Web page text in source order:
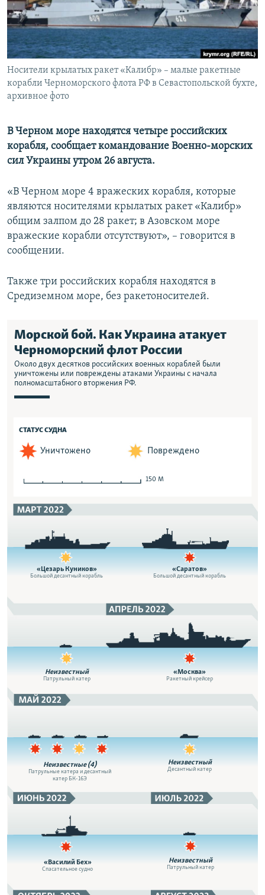
ПОБЕДИТЕЛЕЙ НЕ СУДЯТ?
КРЫМ.НЕПОКОРЕННЫЙ
ELIFBE
УКРАИНСКАЯ ПРОБЛЕМА КРЫМА
ПРИСОЕДИНЯЙТЕСЬ!
Все сайты RFE/RL
Носители крылатых ракет «Калибр» – малые ракетные
корабли Черноморского флота РФ в Севастопольской бухте,
архивное фото
В Черном море находятся четыре российских
корабля, сообщает командование Военно-морских
сил Украины утром 26 августа.
«В Черном море 4 вражеских корабля, которые
являются носителями крылатых ракет «Калибр»
общим залпом до 28 ракет; в Азовском море
вражеские корабли отсутствуют», – говорится в
сообщении.
Также три российских корабля находятся в
Средиземном море, без ракетоносителей.